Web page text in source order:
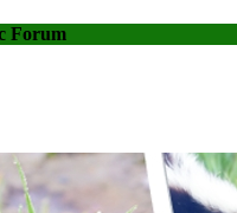
Forum